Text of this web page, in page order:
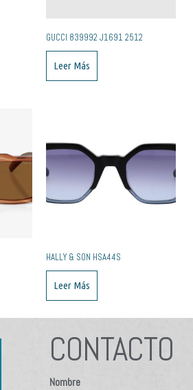
GUCCI ‎839992 J1691 2512
Leer Más
HALLY & SON HSA44S
Leer Más
CONTACTO
Nombre